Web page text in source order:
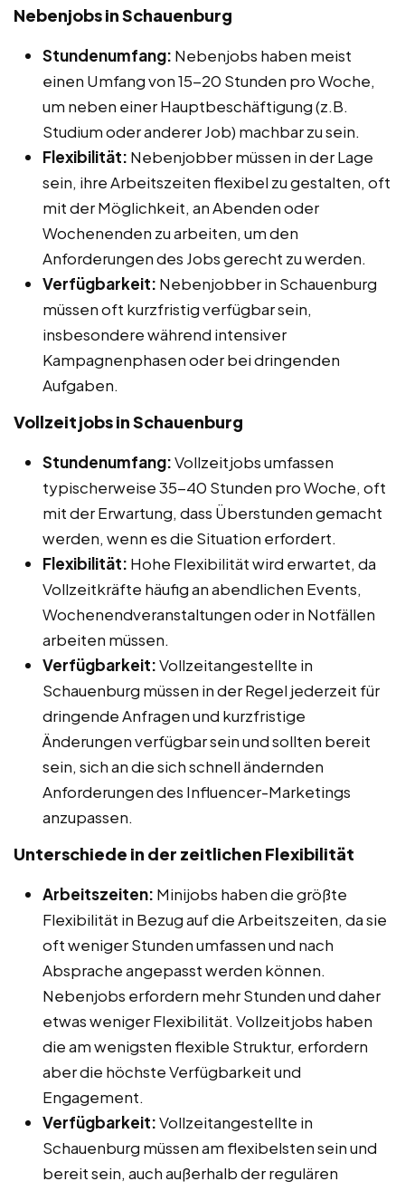
Nebenjobs in Schauenburg
Stundenumfang: Nebenjobs haben meist
einen Umfang von 15-20 Stunden pro Woche,
um neben einer Hauptbeschäftigung (z.B.
Studium oder anderer Job) machbar zu sein.
Flexibilität: Nebenjobber müssen in der Lage
sein, ihre Arbeitszeiten flexibel zu gestalten, oft
mit der Möglichkeit, an Abenden oder
Wochenenden zu arbeiten, um den
Anforderungen des Jobs gerecht zu werden.
Verfügbarkeit: Nebenjobber in Schauenburg
müssen oft kurzfristig verfügbar sein,
insbesondere während intensiver
Kampagnenphasen oder bei dringenden
Aufgaben.
Vollzeitjobs in Schauenburg
Stundenumfang:Vollzeitjobs umfassen
typischerweise 35-40 Stunden pro Woche, oft
mit der Erwartung, dass Überstunden gemacht
werden, wenn es die Situation erfordert.
Flexibilität: Hohe Flexibilität wird erwartet, da
Vollzeitkräfte häufig an abendlichen Events,
Wochenendveranstaltungen oder in Notfällen
arbeiten müssen.
Verfügbarkeit:Vollzeitangestellte in
Schauenburg müssen in der Regel jederzeit für
dringende Anfragen und kurzfristige
Änderungen verfügbar sein und sollten bereit
sein, sich an die sich schnell ändernden
Anforderungen des Influencer-Marketings
anzupassen.
Unterschiede in der zeitlichen Flexibilität
Arbeitszeiten: Minijobs haben die größte
Flexibilität in Bezug auf die Arbeitszeiten, da sie
oft weniger Stunden umfassen und nach
Absprache angepasst werden können.
Nebenjobs erfordern mehr Stunden und daher
etwas weniger Flexibilität. Vollzeitjobs haben
die am wenigsten flexible Struktur, erfordern
aber die höchste Verfügbarkeit und
Engagement.
Verfügbarkeit:Vollzeitangestellte in
Schauenburg müssen am flexibelsten sein und
bereit sein, auch außerhalb der regulären